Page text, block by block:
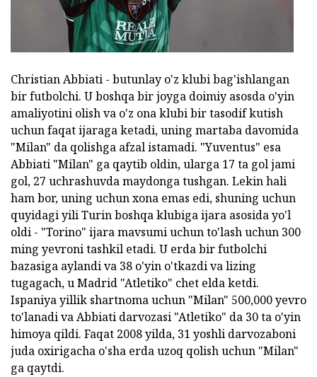
Christian Abbiati - butunlay o'z klubi bag'ishlangan
bir futbolchi. U boshqa bir joyga doimiy asosda o'yin
amaliyotini olish va o'z ona klubi bir tasodif kutish
uchun faqat ijaraga ketadi, uning martaba davomida
"Milan" da qolishga afzal istamadi. "Yuventus" esa
Abbiati "Milan" ga qaytib oldin, ularga 17 ta gol jami
gol, 27 uchrashuvda maydonga tushgan. Lekin hali
ham bor, uning uchun xona emas edi, shuning uchun
quyidagi yili Turin boshqa klubiga ijara asosida yo'l
oldi - "Torino" ijara mavsumi uchun to'lash uchun 300
ming yevroni tashkil etadi. U erda bir futbolchi
bazasiga aylandi va 38 o'yin o'tkazdi va lizing
tugagach, u Madrid "Atletiko" chet elda ketdi.
Ispaniya yillik shartnoma uchun "Milan" 500,000 yevro
to'lanadi va Abbiati darvozasi "Atletiko" da 30 ta o'yin
himoya qildi. Faqat 2008 yilda, 31 yoshli darvozaboni
juda oxirigacha o'sha erda uzoq qolish uchun "Milan"
ga qaytdi.